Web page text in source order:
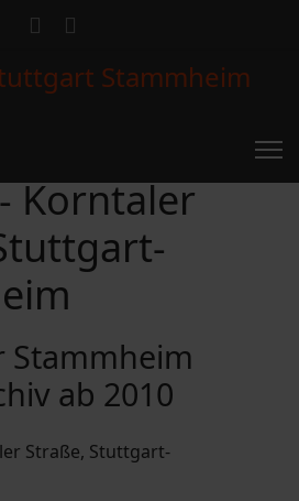
Stammheim
ab 2010
Korntaler